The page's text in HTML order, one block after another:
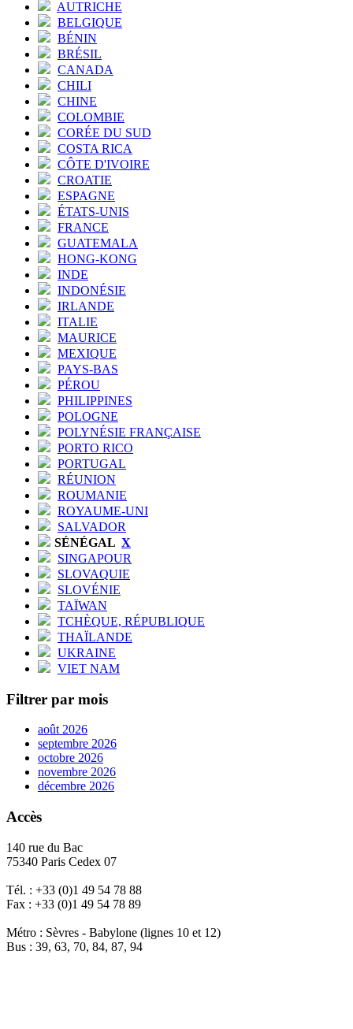
AUTRICHE
BELGIQUE
BÉNIN
BRÉSIL
CANADA
CHILI
CHINE
COLOMBIE
CORÉE DU SUD
COSTA RICA
CÔTE D'IVOIRE
CROATIE
ESPAGNE
ÉTATS-UNIS
FRANCE
GUATEMALA
HONG-KONG
INDE
INDONÉSIE
IRLANDE
ITALIE
MAURICE
MEXIQUE
PAYS-BAS
PÉROU
PHILIPPINES
POLOGNE
POLYNÉSIE FRANÇAISE
PORTO RICO
PORTUGAL
RÉUNION
ROUMANIE
ROYAUME-UNI
SALVADOR
SÉNÉGAL X
SINGAPOUR
SLOVAQUIE
SLOVÉNIE
TAÏWAN
TCHÈQUE, RÉPUBLIQUE
THAÏLANDE
UKRAINE
VIET NAM
Filtrer par mois
août 2026
septembre 2026
octobre 2026
novembre 2026
décembre 2026
Accès
140 rue du Bac
75340 Paris Cedex 07
Tél. : +33 (0)1 49 54 78 88
Fax : +33 (0)1 49 54 78 89
Métro : Sèvres - Babylone (lignes 10 et 12)
Bus : 39, 63, 70, 84, 87, 94